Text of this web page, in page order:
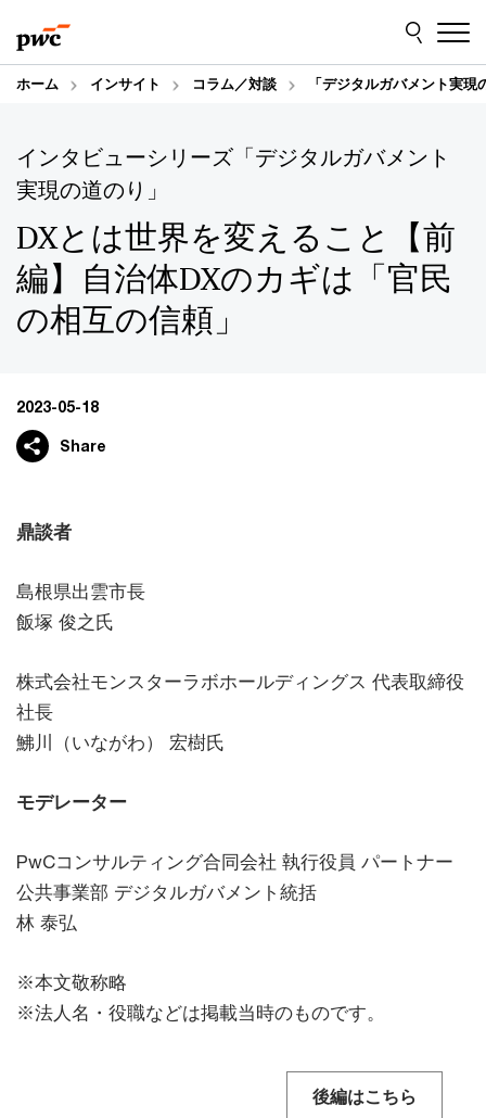
to
content
to
footer
ホーム インサイト コラム／対談 「デジタルガバメント実
インタビューシリーズ「デジタルガバメント
実現の道のり」
DXとは世界を変えること【前
編】自治体DXのカギは「官民
の相互の信頼」
2023-05-18
Share
鼎談者
島根県出雲市長
飯塚 俊之氏
株式会社モンスターラボホールディングス 代表取締役
社長
鮄川（いながわ） 宏樹氏
モデレーター
PwCコンサルティング合同会社 執行役員 パートナー
公共事業部 デジタルガバメント統括
林 泰弘
※本文敬称略
※法人名・役職などは掲載当時のものです。
後編はこちら